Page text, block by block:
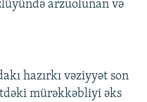
arzuolunan və
hazırkı vəziyyət son
mürəkkəbliyi əks